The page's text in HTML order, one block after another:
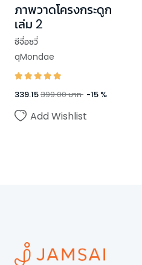
ภาพวาดโครงกระดูก
เล่ม 2
ซีจื่อซวี่
qMondae
339.15399.00บาท -15 %
Add Wishlist